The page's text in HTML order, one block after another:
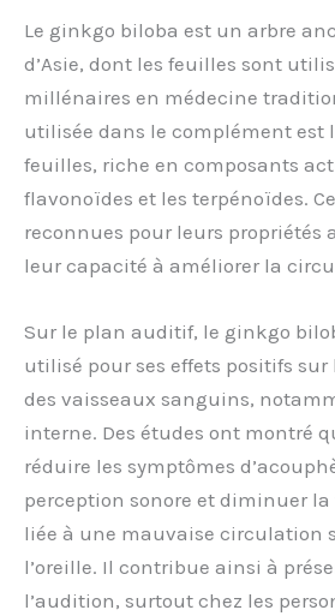
Le ginkgo biloba est un arbre
d’Asie, dont les feuilles sont
millénaires en médecine
utilisée dans le complément est
feuilles, riche en composants
flavonoïdes et les terpénoïdes.
reconnues pour leurs propriétés
leur capacité à améliorer la
Sur le plan auditif, le ginkgo
utilisé pour ses effets positifs
des vaisseaux sanguins,
interne. Des études ont montré
réduire les symptômes
perception sonore et diminuer
liée à une mauvaise circulation
l’oreille. Il contribue ainsi à
l’audition, surtout chez les